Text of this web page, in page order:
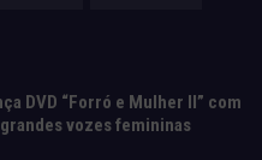
DVD “Forró e Mulher II” com
vozes femininas